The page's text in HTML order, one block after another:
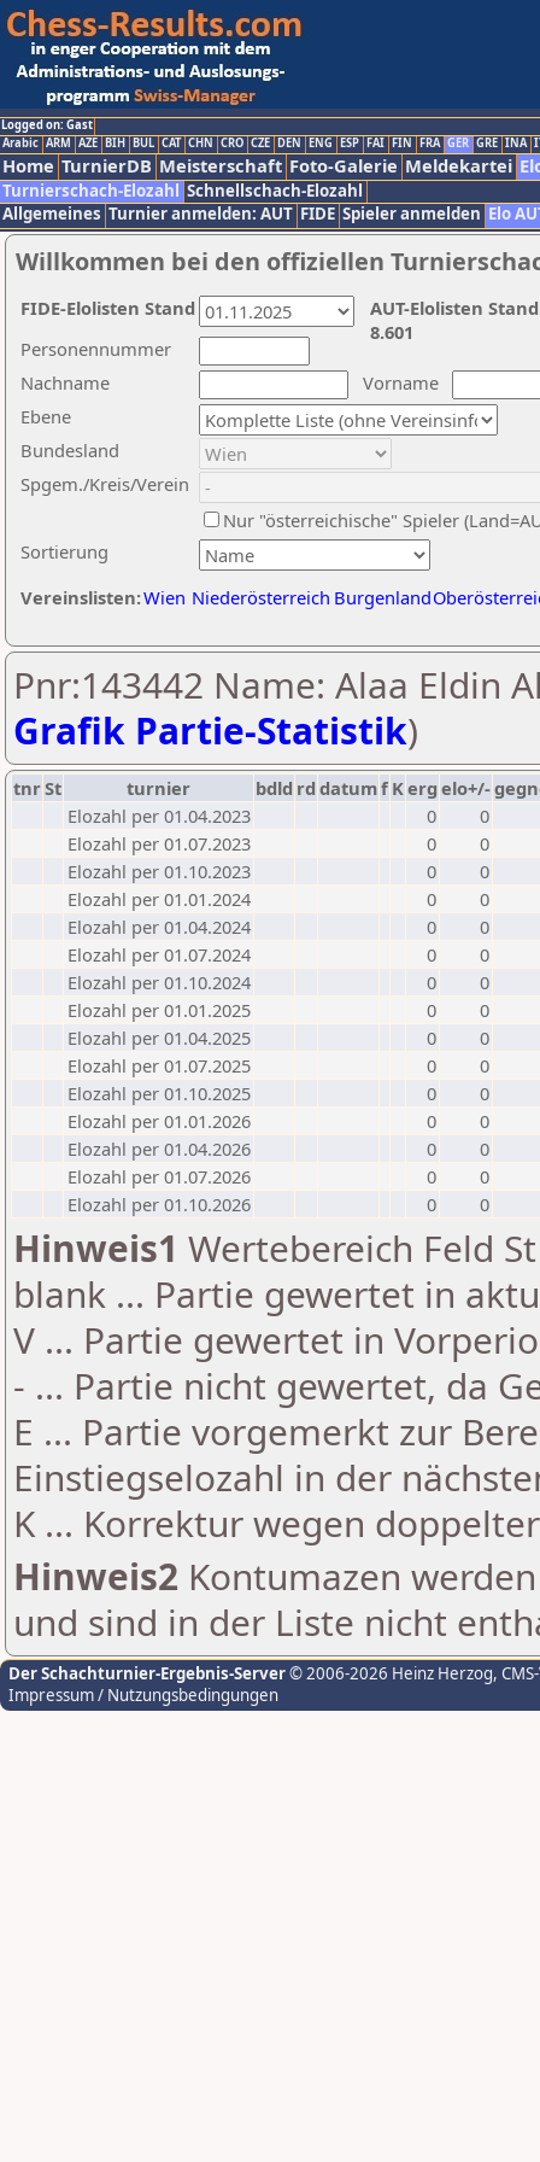
Logged on: Gast
Arabic ARM AZE BIH BUL CAT CHN CRO CZE DEN ENG ESP FAI FIN FRA GER GRE INA
Home TurnierDB Meisterschaft Foto-Galerie Meldekartei
Turnierschach-Elozahl Schnellschach-Elozahl
Allgemeines Turnier anmelden: AUT FIDE Spieler anmelden Elo
Willkommen bei den offiziellen
Nachname
Vorname
Ebene
Sortierung
Personennummer
Bundesland
Spgem./Kreis/Verein
Nur "österreichische" Spieler
Vereinslisten:Wien Niederösterreich Burgenland
AUT-Elolisten
8.601
FIDE-Elolisten Stand
Pnr:143442 Name: Alaa Eldin
Grafik Partie-Statistik)
tnrSt turnier bdld rd datumf Kerg elo+/-
Elozahl per 01.04.2023
0
0
Elozahl per 01.07.2023
0
0
Elozahl per 01.10.2023
0
0
Elozahl per 01.01.2024
0
0
Elozahl per 01.04.2024
0
0
Elozahl per 01.07.2024
0
0
Elozahl per 01.10.2024
0
0
Elozahl per 01.01.2025
0
0
Elozahl per 01.04.2025
0
0
Elozahl per 01.07.2025
0
0
Elozahl per 01.10.2025
0
0
Elozahl per 01.01.2026
0
0
Elozahl per 01.04.2026
0
0
Elozahl per 01.07.2026
0
0
Elozahl per 01.10.2026
0 0
Hinweis1 Wertebereich Feld
blank ... Partie gewertet in
V ... Partie gewertet in
- ... Partie nicht gewertet, da
E ... Partie vorgemerkt zur
Einstiegselozahl in der
K ... Korrektur wegen
Hinweis2 Kontumazen
und sind in der Liste nicht
Der Schachturnier-Ergebnis-Server© 2006-2026 Heinz Herzog,
Impressum / Nutzungsbedingungen